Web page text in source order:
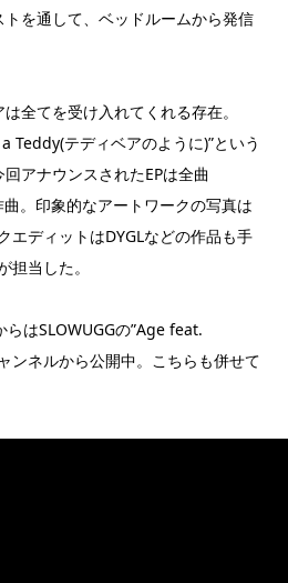
を通して、ベッドルームから発信
全てを受け入れてくれる存在。
Teddy(テディベアのように)”という
アナウンスされたEPは全曲
曲。印象的なアートワークの写真は
エディットはDYGLなどの作品も手
担当した。
はSLOWUGGの”Age feat.
ンネルから公開中。こちらも併せて